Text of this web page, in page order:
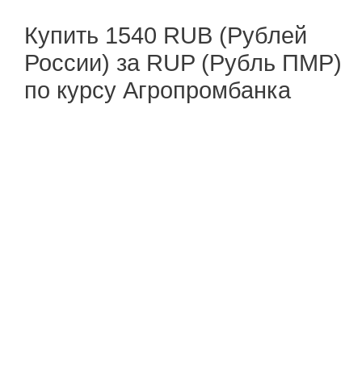
Купить 1540 RUB (Рублей
России) за RUP (Рубль ПМР)
по курсу Агропромбанка